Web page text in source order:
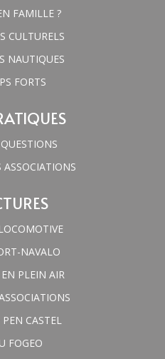
FAMILLE ?
CULTURELS
NAUTIQUES
FORTS
NAVALO
PLEIN AIR
CASTEL
FOGEO